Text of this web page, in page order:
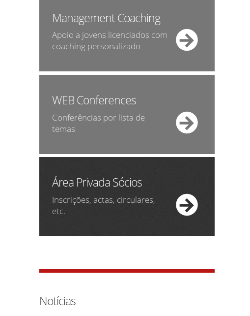
Management Coaching
Apoio a jovens licenciados com
coaching personalizado
WEB Conferences
Conferências por lista de
temas
Área Privada Sócios
Inscrições, actas, circulares,
etc.
Notícias